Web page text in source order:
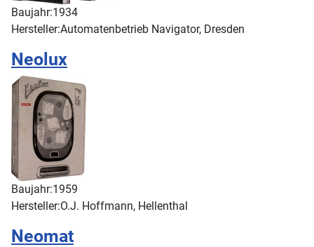
Baujahr:1934
Hersteller:Automatenbetrieb Navigator, Dresden
Neolux
Baujahr:1959
Hersteller:O.J. Hoffmann, Hellenthal
Neomat